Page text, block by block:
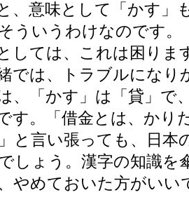
、意味として「かす」
ういうわけなのです。
しては、これは困りま
では、トラブルにな
、「かす」は「貸」で
す。「借金とは、かり
と言い張っても、日本
しょう。漢字の知識を
やめておいた方がいい